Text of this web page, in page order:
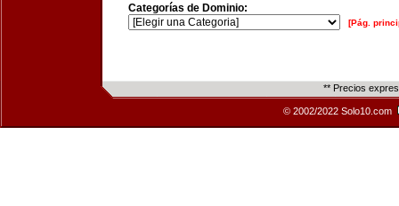
Categorías de Dominio:
[Pág.
** Precios
© 2002/2022 Solo10.com